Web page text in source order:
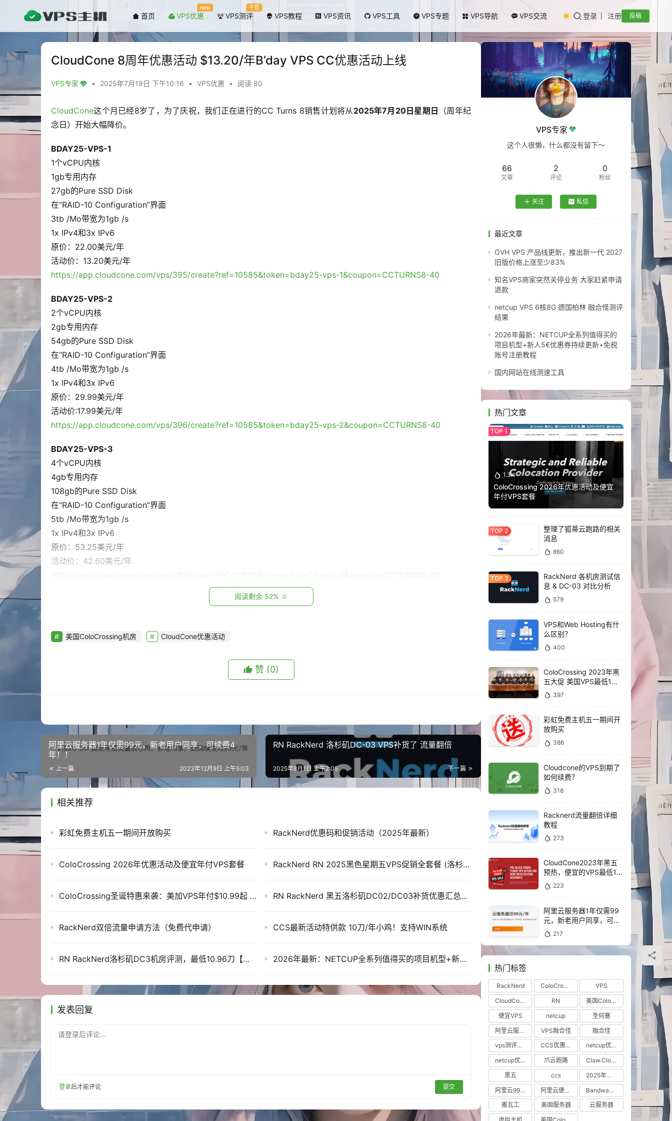
首页 VPS优惠
new
VPS测评
干货
VPS教程 VPS资讯 VPS工具 VPS专题 VPS导航 VPS交流 登录 注册 投稿
CloudCone 8周年优惠活动 $13.20/年B’day VPS CC优惠活动上线
VPS专家 • 2025年7月19日 下午10:16 • VPS优惠 • 阅读 80
CloudCone这个月已经8岁了，为了庆祝，我们正在进行的CC Turns 8销售计划将从2025年7月20日星期日
（周年纪
念日）开始大幅降价。
BDAY25-VPS-1
1个vCPU内核
1gb专用内存
27gb的Pure SSD Disk
在“RAID-10 Configuration”界面
3tb /Mo带宽为1gb /s
1x IPv4和3x IPv6
原价：22.00美元/年
活动价：13.20美元/年
https://app.cloudcone.com/vps/395/create?ref=10585&token=bday25-vps-1&coupon=CCTURNS8-40
BDAY25-VPS-2
2个vCPU内核
2gb专用内存
54gb的Pure SSD Disk
在“RAID-10 Configuration”界面
4tb /Mo带宽为1gb /s
1x IPv4和3x IPv6
原价：29.99美元/年
活动价:17.99美元/年
https://app.cloudcone.com/vps/396/create?ref=10585&token=bday25-vps-2&coupon=CCTURNS8-40
BDAY25-VPS-3
4个vCPU内核
4gb专用内存
108gb的Pure SSD Disk
在“RAID-10 Configuration”界面
5tb /Mo带宽为1gb /s
1x IPv4和3x IPv6
原价：53.25美元/年
活动价：42.60美元/年
https://app.cloudcone.com/vps/397/create?ref=10585&token=bday25-vps-3&coupon=CCTURNS8-20
216gb Pure SSD Disk
https://app.cloudcone.com/vps/398/create?ref=10585&token=bday25-vps-4&coupon=CCTURNS8-20
BDAY25-VPS-5
10个vCPU内核
16gb专用内存
在“RAID-10 Configuration”界面
1x IPv4和3x IPv6
活动价:152.00美元/年
BDAY25-VPS-6
32gb专用内存
在“RAID-10 Configuration”界面
1x IPv4和3x IPv6
原价：373.00美元/年
活动价:298.40美元/年
★这家严格限制一人注册多号。多号被识别出来的账户会被限制需要要求发工单认证，所以谨慎多号操作。
阅读剩余 52%
美国ColoCrossing机房 CloudCone优惠活动
赞 (0)
阿里云服务器1年仅需99元，新老用户同享，可续费4
年！！
上一篇 2023年12月9日 上午5:03
RN RackNerd 洛杉矶DC-03 VPS补货了 流量翻倍
下一篇
2025年8月1日 上午2:05
相关推荐
彩虹免费主机五一期间开放购买 RackNerd优惠码和促销活动（2025年最新）
ColoCrossing 2026年优惠活动及便宜年付VPS套餐 RackNerd RN 2025黑色星期五VPS促销全套餐 (洛杉矶DC03补货)
ColoCrossing圣诞特惠来袭：美加VPS年付$10.99起 畅享高带宽大流量 RN RackNerd 黑五洛杉矶DC02/DC03补货优惠汇总（2025黑五特惠）| 最低$10.60/年
RackNerd双倍流量申请方法（免费代申请） CCS最新活动特供款 10刀/年小鸡！支持WIN系统
RN RackNerd洛杉矶DC3机房评测，最低10.96刀【领双倍流量福利】 2026年最新：NETCUP全系列值得买的项目机型+新人5€优惠券持续更新+免税账号注册教程
发表回复
请登录后评论...
登录后才能评论 提交
VPS专家
这个人很懒，什么都没有留下～
66
文章
2
评论
0
粉丝
关注 私信
最近文章
OVH VPS 产品线更新，推出新一代 2027
旧版价格上涨至少83%
知名VPS商家突然关停业务 大家赶紧申请
退款
netcup VPS 6核8G 德国柏林 融合怪测评
结果
2026年最新：NETCUP全系列值得买的
项目机型+新人5€优惠券持续更新+免税
账号注册教程
国内网站在线测速工具
热门文章
1.3K
ColoCrossing 2026年优惠活动及便宜
年付VPS套餐
整理了狐蒂云跑路的相关
消息
860
RackNerd 各机房测试信
息 & DC-03 对比分析
579
VPS和Web Hosting有什
么区别？
400
ColoCrossing 2023年黑
五大促 美国VPS最低1年
仅需10美元
397
彩虹免费主机五一期间开
放购买
386
Cloudcone的VPS到期了
如何续费？
318
Racknerd流量翻倍详细
教程
273
CloudCone2023年黑五
预热，便宜的VPS最低1年
仅需16.5美元
223
阿里云服务器1年仅需99
元，新老用户同享，可续
费4年！！
217
热门标签
RackNerd ColoCrossing
VPS
CloudCone
RN
美国ColoCrossing机房
便宜VPS
netcup
圣何塞
阿里云服务器优惠
VPS融合怪
融合怪
vps测评工具
CCS优惠VPS
netcup优惠券
netcup优惠VPS
爪云跑路
Claw.Cloud
黑五
ccs
2025年黑色星期五
阿里云99元服务器
阿里云便宜服务器
BandwagonHost
搬瓦工
美国服务器
云服务器